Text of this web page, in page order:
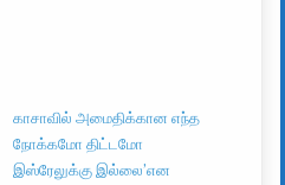
காசாவில் அமைதிக்கான எந்த
நோக்கமோ திட்டமோ
இஸ்ரேலுக்கு இல்லை’என